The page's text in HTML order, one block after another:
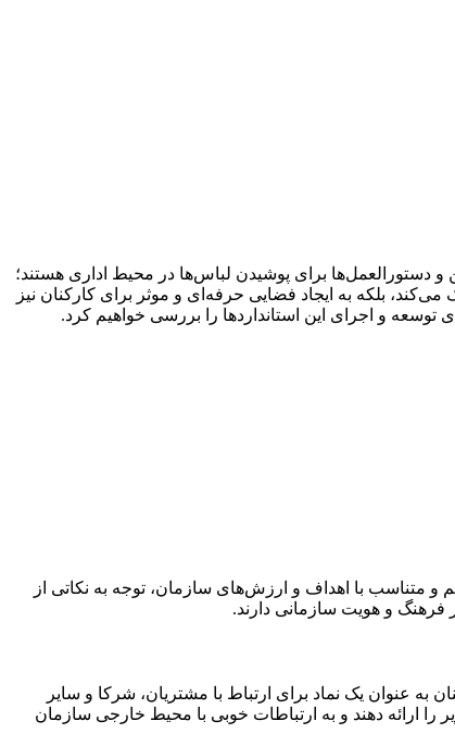
دستورالعمل‌ها برای پوشیدن لباس‌ها در محیط اداری هستند؛
بلکه به ایجاد فضایی حرفه‌ای و موثر برای کارکنان نیز
و اجرای این استانداردها را بررسی خواهیم کرد.
متناسب با اهداف و ارزش‌های سازمان، توجه به نکاتی از
فرهنگ و هویت سازمانی دارند.
به عنوان یک نماد برای ارتباط با مشتریان، شرکا و سایر
را ارائه دهند و به ارتباطات خوبی با محیط خارجی سازمان